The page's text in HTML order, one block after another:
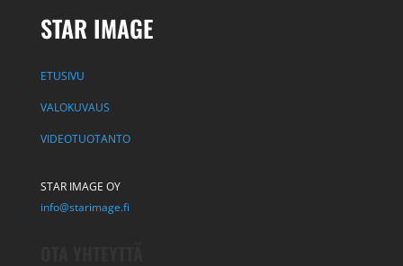
STAR IMAGE
ETUSIVU
VALOKUVAUS
VIDEOTUOTANTO
STAR IMAGE OY
info@starimage.fi